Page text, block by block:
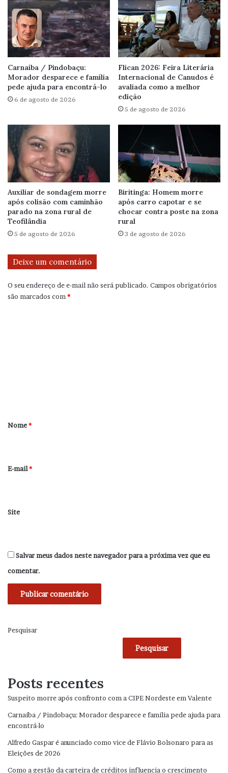
Carnaíba / Pindobaçu:
Morador desparece e família
pede ajuda para encontrá-lo
6 de agosto de 2026
Flican 2026: Feira Literária
Internacional de Canudos é
avaliada como a melhor
edição
5 de agosto de 2026
Auxiliar de sondagem morre
após colisão com caminhão
parado na zona rural de
Teofilândia
5 de agosto de 2026
Biritinga: Homem morre
após carro capotar e se
chocar contra poste na zona
rural
3 de agosto de 2026
Deixe um comentário
O seu endereço de e-mail não será publicado. Campos obrigatórios
são marcados com*
r
*
Nome*
E-mail*
Site
Salvar meus dados neste navegador para a próxima vez que eu
comentar.
Pesquisar
Pesquisar
Posts recentes
Suspeito morre após confronto com a CIPE Nordeste em Valente
Carnaíba / Pindobaçu: Morador desparece e família pede ajuda para
encontrá-lo
Alfredo Gaspar é anunciado como vice de Flávio Bolsonaro para as
Eleições de 2026
Como a gestão da carteira de créditos influencia o crescimento